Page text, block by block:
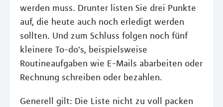
werden muss. Drunter listen Sie drei Punkte
auf, die heute auch noch erledigt werden
sollten. Und zum Schluss folgen noch fünf
kleinere To-do's, beispielsweise
Routineaufgaben wie E-Mails abarbeiten oder
Rechnung schreiben oder bezahlen.
Generell gilt: Die Liste nicht zu voll packen